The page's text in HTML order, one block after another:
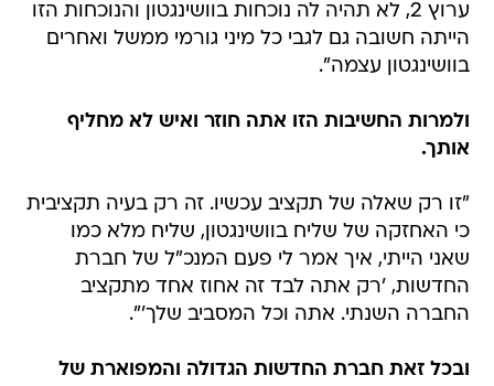
ערוץ 2, לא תהיה לה נוכחות בוושינגטון והנוכחות הזו
הייתה חשובה גם לגבי כל מיני גורמי ממשל ואחרים
בוושינגטון עצמה".
ולמרות החשיבות הזו אתה חוזר ואיש לא מחליף
אותך.
"זו רק שאלה של תקציב עכשיו. זה רק בעיה תקציבית
כי האחזקה של שליח בוושינגטון, שליח מלא כמו
שאני הייתי, איך אמר לי פעם המנכ"ל של חברת
החדשות, 'רק אתה לבד זה אחוז אחד מתקציב
החברה השנתי. אתה וכל המסביב שלך'".
ובכל זאת חברת החדשות הגדולה והמפוארת של